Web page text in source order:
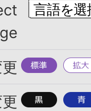
標
準
拡
大
背
背